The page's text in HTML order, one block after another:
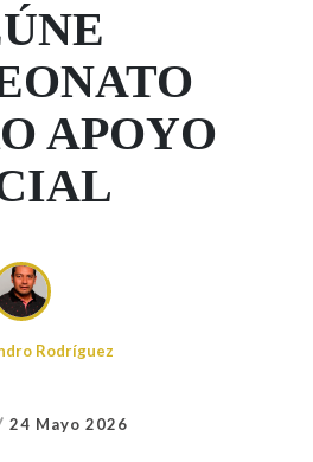
APOYO
Rodríguez
24 Mayo 2026